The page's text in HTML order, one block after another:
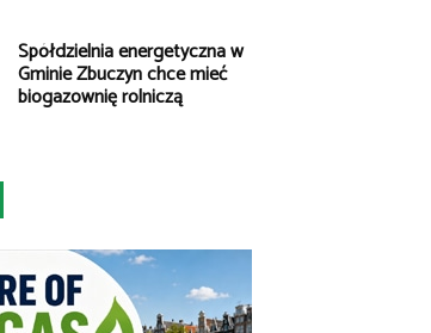
Spółdzielnia energetyczna w
Gminie Zbuczyn chce mieć
biogazownię rolniczą